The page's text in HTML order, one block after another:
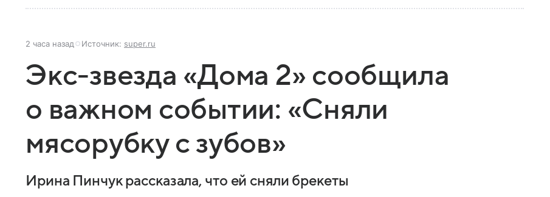
2 часа назад Источник: super.ru
Экс-звезда «Дома 2» сообщила
о важном событии: «Сняли
мясорубку с зубов»
Ирина Пинчук рассказала, что ей сняли брекеты